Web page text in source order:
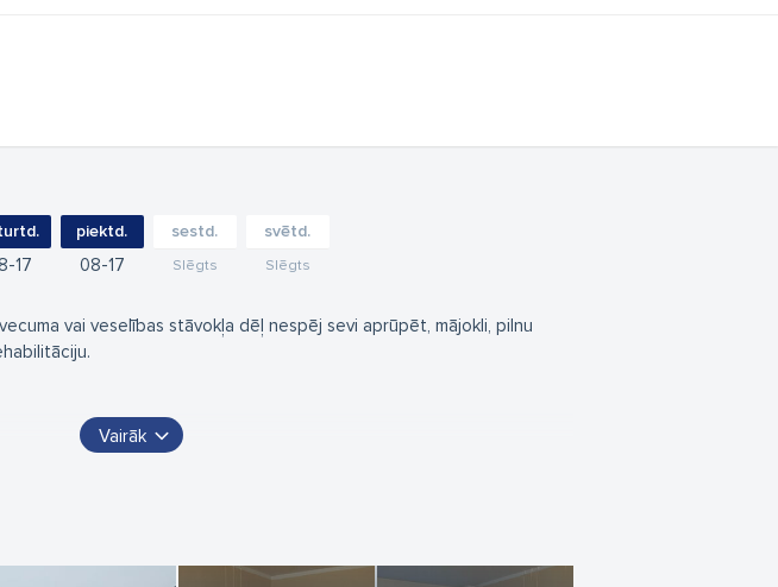
17
piektd.
08 17
sestd.
Slēgts
svētd.
Slēgts
vai veselības stāvokļa dēļ nespēj sevi aprūpēt, mājokli, pilnu
sociālo rehabilitāciju un pastāvīgu dzīvesvietu pensijas vecuma
katru dienu veic iemītnieku veselības stāvokļa kontroli. SARC
programmas - literatūras vakarus, interešu pulciņus. Sadarbība
transportēt iemītniekus uz/no SARC "AUCE".
Vairāk